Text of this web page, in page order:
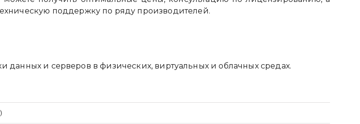
поддержку по ряду производителей.
и серверов в физических, виртуальных и облачных средах.